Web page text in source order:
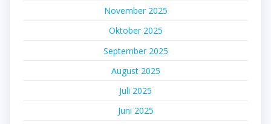
November 2025
Oktober 2025
September 2025
August 2025
Juli 2025
Juni 2025